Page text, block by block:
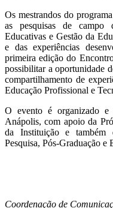
Os mestrandos do
as pesquisas de campo
Educativas e Gestão da
e das experiências
primeira edição do
possibilitar a oportunidade
compartilhamento de
Educação Profissional e
O evento é organizado
Anápolis, com apoio da
da Instituição e também
Pesquisa, Pós-Graduação e
Coordenação de